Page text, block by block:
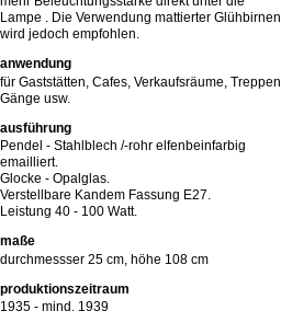
Lampe . Die Verwendung mattierter Glühbirnen
wird jedoch empfohlen.
anwendung
für Gaststätten, Cafes, Verkaufsräume, Treppen,
Gänge usw.
ausführung
Pendel - Stahlblech /-rohr elfenbeinfarbig
emailliert.
Glocke - Opalglas.
Verstellbare Kandem Fassung E27.
Leistung 40 - 100 Watt.
maße
durchmessser 25 cm, höhe 108 cm
produktionszeitraum
1935 - mind. 1939